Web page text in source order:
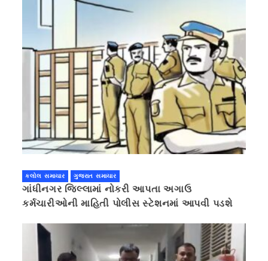
કલોલ સમાચાર ગુજરાત સમાચાર
ગાંધીનગર જિલ્લામાં નોકરી આપતા અગાઉ
કર્મચારીઓની માહિતી પોલીસ સ્ટેશનમાં આપવી પડશે